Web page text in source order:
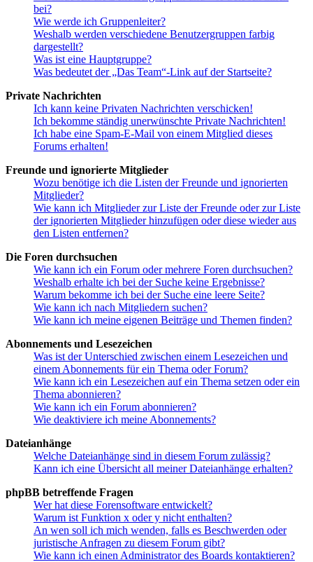
bei?
Wie werde ich Gruppenleiter?
Weshalb werden verschiedene Benutzergruppen farbig
dargestellt?
Was ist eine Hauptgruppe?
Was bedeutet der „Das Team“-Link auf der Startseite?
Private Nachrichten
Ich kann keine Privaten Nachrichten verschicken!
Ich bekomme ständig unerwünschte Private Nachrichten!
Ich habe eine Spam-E-Mail von einem Mitglied dieses
Forums erhalten!
Freunde und ignorierte Mitglieder
Wozu benötige ich die Listen der Freunde und ignorierten
Mitglieder?
Wie kann ich Mitglieder zur Liste der Freunde oder zur Liste
der ignorierten Mitglieder hinzufügen oder diese wieder aus
den Listen entfernen?
Die Foren durchsuchen
Wie kann ich ein Forum oder mehrere Foren durchsuchen?
Weshalb erhalte ich bei der Suche keine Ergebnisse?
Warum bekomme ich bei der Suche eine leere Seite?
Wie kann ich nach Mitgliedern suchen?
Wie kann ich meine eigenen Beiträge und Themen finden?
Abonnements und Lesezeichen
Was ist der Unterschied zwischen einem Lesezeichen und
einem Abonnements für ein Thema oder Forum?
Wie kann ich ein Lesezeichen auf ein Thema setzen oder ein
Thema abonnieren?
Wie kann ich ein Forum abonnieren?
Wie deaktiviere ich meine Abonnements?
Dateianhänge
Welche Dateianhänge sind in diesem Forum zulässig?
Kann ich eine Übersicht all meiner Dateianhänge erhalten?
phpBB betreffende Fragen
Wer hat diese Forensoftware entwickelt?
Warum ist Funktion x oder y nicht enthalten?
An wen soll ich mich wenden, falls es Beschwerden oder
juristische Anfragen zu diesem Forum gibt?
Wie kann ich einen Administrator des Boards kontaktieren?